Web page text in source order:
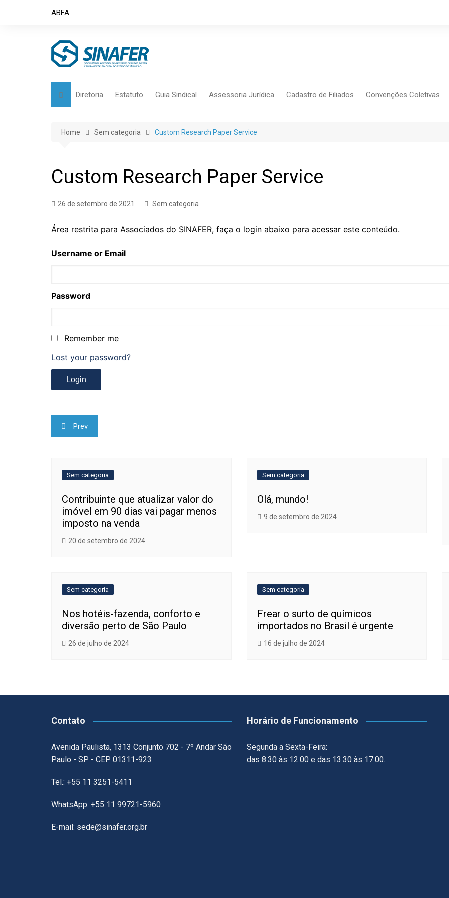
ABFA
Diretoria Estatuto Guia Sindical Assessoria Jurídica Cadastro de Filiados Convenções Coletivas
CCT – Itatiba, Birigui,
Home Sem categoria Custom Research Paper Service
Custom Research Paper Service
26 de setembro de 2021 Sem categoria
Área restrita para Associados do SINAFER, faça o login abaixo para acessar este conteúdo.
Username or Email
Password
Remember me
Lost your password?
Navegação
de
Prev
Sem categoria
Contribuinte que atualizar valor do
imóvel em 90 dias vai pagar menos
imposto na venda
20 de setembro de 2024
Sem categoria
Olá, mundo!
9 de setembro de 2024
Sem categoria
Nos hotéis-fazenda, conforto e
diversão perto de São Paulo
26 de julho de 2024
Sem categoria
Frear o surto de químicos
importados no Brasil é urgente
16 de julho de 2024
Contato
Avenida Paulista, 1313 Conjunto 702 - 7º Andar São
Paulo - SP - CEP 01311-923
Tel.: +55 11 3251-5411
WhatsApp: +55 11 99721-5960
E-mail: sede@sinafer.org.br
Horário de Funcionamento
Segunda a Sexta-Feira:
das 8:30 às 12:00 e das 13:30 às 17:00.